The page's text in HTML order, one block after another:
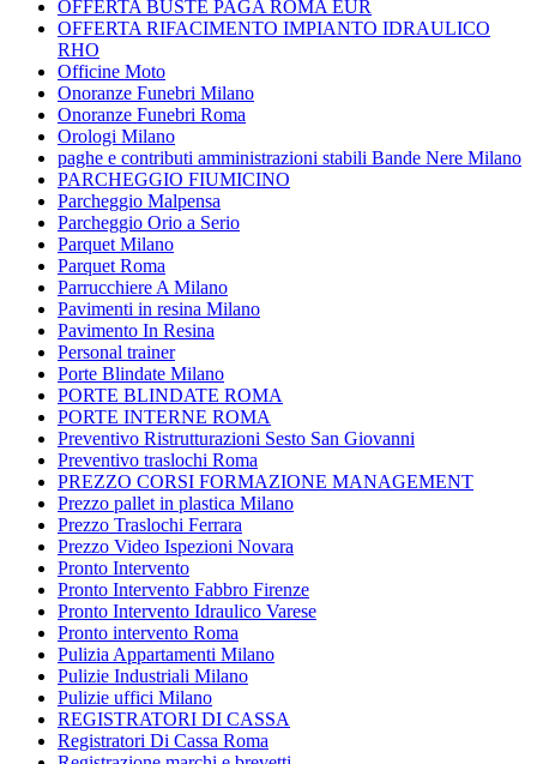
OFFERTA BUSTE PAGA ROMA EUR
OFFERTA RIFACIMENTO IMPIANTO IDRAULICO
RHO
Officine Moto
Onoranze Funebri Milano
Onoranze Funebri Roma
Orologi Milano
paghe e contributi amministrazioni stabili Bande Nere Milano
PARCHEGGIO FIUMICINO
Parcheggio Malpensa
Parcheggio Orio a Serio
Parquet Milano
Parquet Roma
Parrucchiere A Milano
Pavimenti in resina Milano
Pavimento In Resina
Personal trainer
Porte Blindate Milano
PORTE BLINDATE ROMA
PORTE INTERNE ROMA
Preventivo Ristrutturazioni Sesto San Giovanni
Preventivo traslochi Roma
PREZZO CORSI FORMAZIONE MANAGEMENT
Prezzo pallet in plastica Milano
Prezzo Traslochi Ferrara
Prezzo Video Ispezioni Novara
Pronto Intervento
Pronto Intervento Fabbro Firenze
Pronto Intervento Idraulico Varese
Pronto intervento Roma
Pulizia Appartamenti Milano
Pulizie Industriali Milano
Pulizie uffici Milano
REGISTRATORI DI CASSA
Registratori Di Cassa Roma